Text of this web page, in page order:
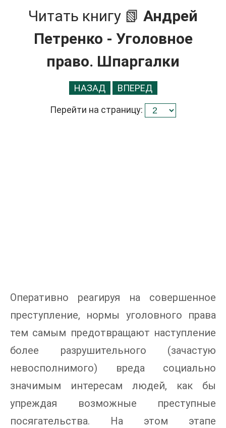
Читать книгу 📗 Андрей
Петренко - Уголовное
право. Шпаргалки
НАЗАД ВПЕРЕД
Перейти на страницу:
Оперативно реагируя на совершенное
преступление, нормы уголовного права
тем самым предотвращают наступление
более разрушительного (зачастую
невосполнимого) вреда социально
значимым интересам людей, как бы
упреждая возможные преступные
посягательства. На этом этапе